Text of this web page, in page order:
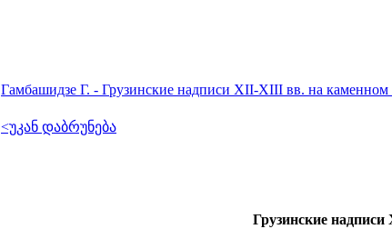
Гамбашидзе Г. - Грузинские надписи XII-XIII вв. на каменном
<უკან დაბრუნება
Грузинские